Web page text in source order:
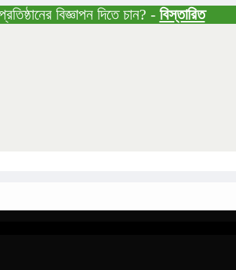
বিজ্ঞাপন দিতে চান? - বিস্তারিত